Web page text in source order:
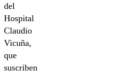
del
Hospital
Claudio
Vicuña,
que
suscriben